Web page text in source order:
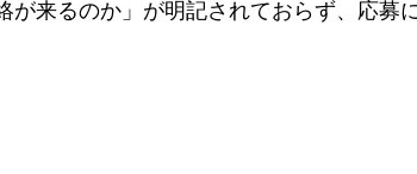
が来るのか」が明記されておらず、応募